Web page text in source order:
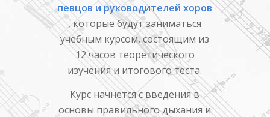
певцов и руководителей хоров
, которые будут заниматься
учебным курсом, состоящим из
12 часов теоретического
изучения и итогового теста.
Курс начнется с введения в
основы правильного дыхания и